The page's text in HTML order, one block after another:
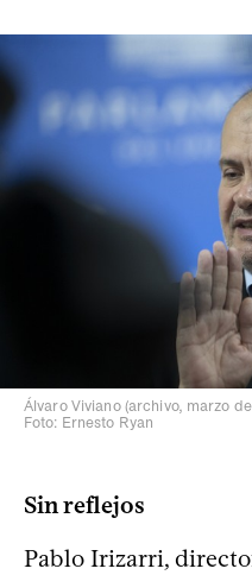
Álvaro Viviano (archivo, marzo
Foto: Ernesto Ryan
Sin reflejos
Pablo Irizarri,